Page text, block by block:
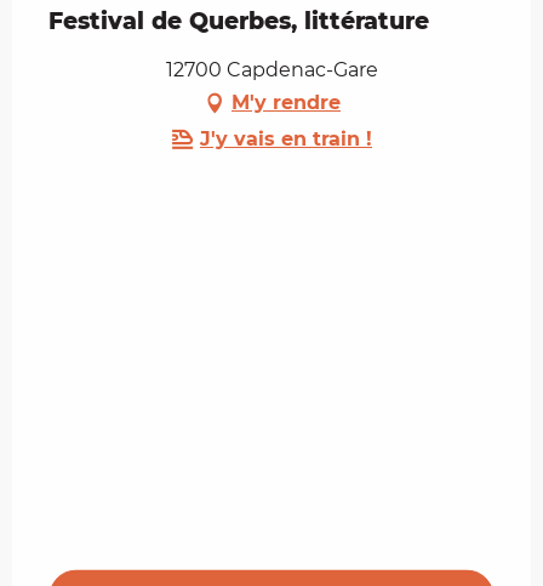
Festival de Querbes, littérature
12700 Capdenac-Gare
M'y rendre
J'y vais en train !